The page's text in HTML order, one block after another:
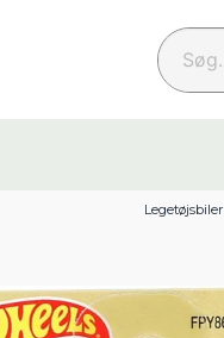
Søg...
Legetøjsbiler